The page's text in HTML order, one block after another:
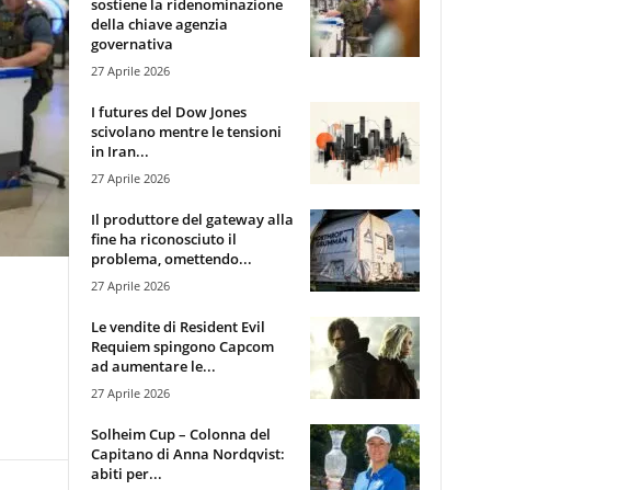
sostiene la ridenominazione
della chiave agenzia
governativa
27 Aprile 2026
I futures del Dow Jones
scivolano mentre le tensioni
in Iran...
27 Aprile 2026
Il produttore del gateway alla
fine ha riconosciuto il
problema, omettendo...
27 Aprile 2026
Le vendite di Resident Evil
Requiem spingono Capcom
ad aumentare le...
27 Aprile 2026
Solheim Cup – Colonna del
Capitano di Anna Nordqvist:
abiti per...